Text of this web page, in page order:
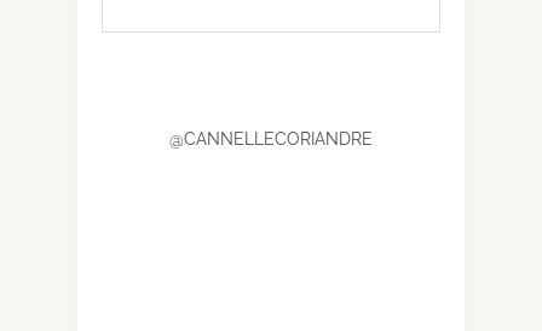
@CANNELLECORIANDRE